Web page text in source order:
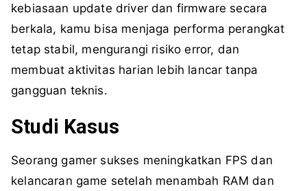
kebiasaan update driver dan firmware secara
berkala, kamu bisa menjaga performa perangkat
tetap stabil, mengurangi risiko error, dan
membuat aktivitas harian lebih lancar tanpa
gangguan teknis.
Studi Kasus
Seorang gamer sukses meningkatkan FPS dan
kelancaran game setelah menambah RAM dan